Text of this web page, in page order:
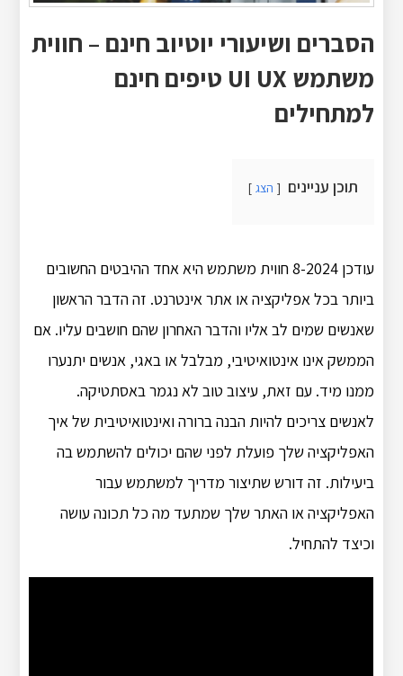
הסברים ושיעורי יוטיוב חינם – חווית
משתמש UI UX טיפים חינם
למתחילים
תוכן עניינים הצג
עודכן 8-2024 חווית משתמש היא אחד ההיבטים החשובים
ביותר בכל אפליקציה או אתר אינטרנט. זה הדבר הראשון
שאנשים שמים לב אליו והדבר האחרון שהם חושבים עליו. אם
הממשק אינו אינטואיטיבי, מבלבל או באגי, אנשים יתנערו
ממנו מיד. עם זאת, עיצוב טוב לא נגמר באסתטיקה.
לאנשים צריכים להיות הבנה ברורה ואינטואיטיבית של איך
האפליקציה שלך פועלת לפני שהם יכולים להשתמש בה
ביעילות. זה דורש שתיצור מדריך למשתמש עבור
האפליקציה או האתר שלך שמתעד מה כל תכונה עושה
וכיצד להתחיל.